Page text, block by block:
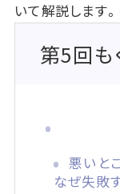
いて解説します。
第5回も
悪いと
なぜ失敗